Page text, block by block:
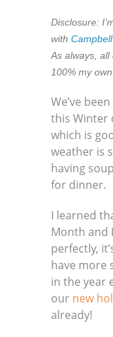
Disclosure:
with
As always,
100% my own.
We’ve
this Winter
which is
weather is
having
for dinner.
I learned
Month and
perfectly,
have more
in the year
our new
already!